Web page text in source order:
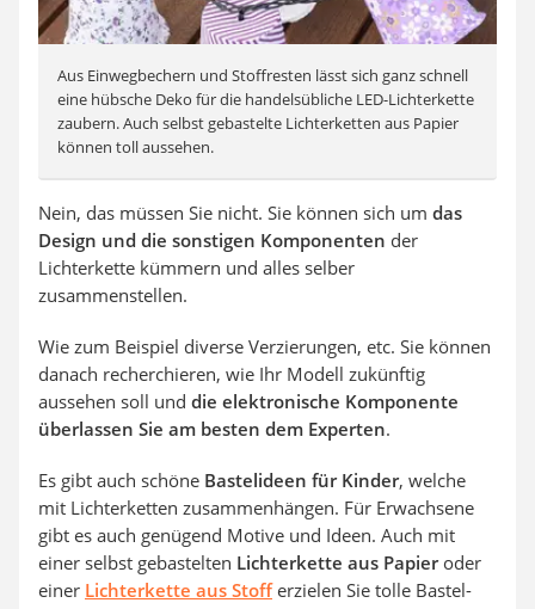
Aus Einwegbechern und Stoffresten lässt sich ganz schnell
eine hübsche Deko für die handelsübliche LED-Lichterkette
zaubern. Auch selbst gebastelte Lichterketten aus Papier
können toll aussehen.
Nein, das müssen Sie nicht. Sie können sich um das
Design und die sonstigen Komponenten der
Lichterkette kümmern und alles selber
zusammenstellen.
Wie zum Beispiel diverse Verzierungen, etc. Sie können
danach recherchieren, wie Ihr Modell zukünftig
aussehen soll und die elektronische Komponente
überlassen Sie am besten dem Experten.
Es gibt auch schöne Bastelideen für Kinder, welche
mit Lichterketten zusammenhängen. Für Erwachsene
gibt es auch genügend Motive und Ideen. Auch mit
einer selbst gebastelten Lichterkette aus Papieroder
einer Lichterkette aus Stofferzielen Sie tolle Bastel-